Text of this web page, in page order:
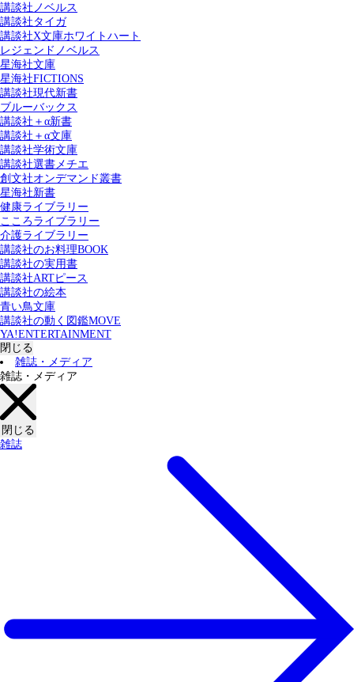
講談社ノベルス
講談社タイガ
講談社X文庫ホワイトハート
レジェンドノベルス
星海社文庫
星海社FICTIONS
講談社現代新書
ブルーバックス
講談社＋α新書
講談社＋α文庫
講談社学術文庫
講談社選書メチエ
創文社オンデマンド叢書
星海社新書
健康ライブラリー
こころライブラリー
介護ライブラリー
講談社のお料理BOOK
講談社の実用書
講談社ARTピース
講談社の絵本
青い鳥文庫
講談社の動く図鑑MOVE
YA!ENTERTAINMENT
閉じる
雑誌・メディア
雑誌・メディア
閉じる
雑誌